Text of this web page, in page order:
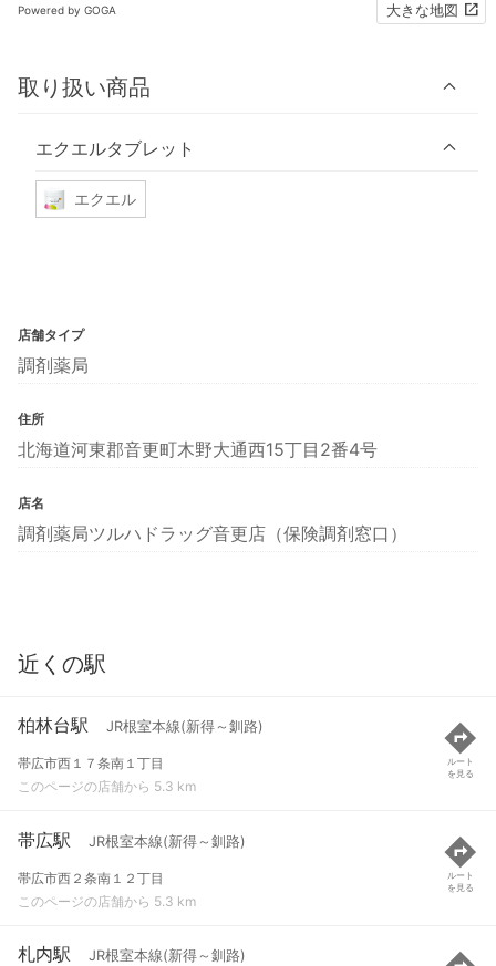
Powered by GOGA 大きな地図
取り扱い商品
エクエルタブレット
エクエル
店舗タイプ
調剤薬局
住所
北海道河東郡音更町木野大通西15丁目2番4号
店名
調剤薬局ツルハドラッグ音更店（保険調剤窓口）
近くの駅
柏林台駅 JR根室本線(新得～釧路)
帯広市西１７条南１丁目
このページの店舗から 5.3 km
ルート
を見る
帯広駅 JR根室本線(新得～釧路)
帯広市西２条南１２丁目
このページの店舗から 5.3 km
ルート
を見る
札内駅 JR根室本線(新得～釧路)